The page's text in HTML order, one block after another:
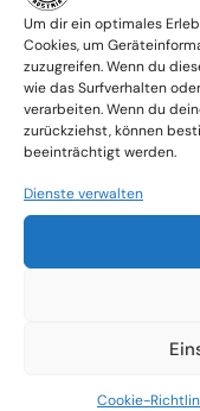
Um dir ein optimales
Cookies, um
zuzugreifen. Wenn du
wie das Surfverhalten
verarbeiten. Wenn du
zurückziehst, können
beeinträchtigt werden.
Dienste verwalten
Cookie-
Ein Team
Verständnis
Absolute